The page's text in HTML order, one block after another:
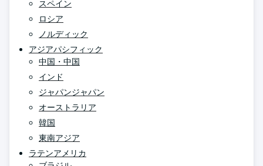
スペイン
ロシア
ノルディック
アジアパシフィック
中国・中国
インド
ジャパンジャパン
オーストラリア
韓国
東南アジア
ラテンアメリカ